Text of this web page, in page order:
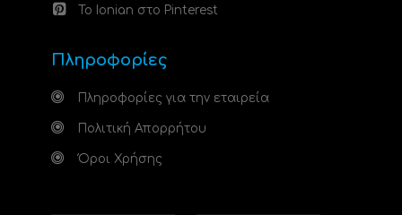
Το Ionian στο Pinterest
Πληροφορίες
Πληροφορίες για την εταιρεία
Πολιτική Απορρήτου
Όροι Χρήσης